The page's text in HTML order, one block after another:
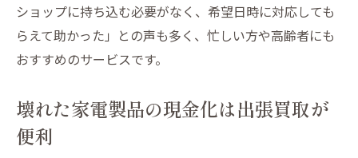
ショップに持ち込む必要がなく、希望日時に対応しても
らえて助かった」との声も多く、忙しい方や高齢者にも
おすすめのサービスです。
壊れた家電製品の現金化は出張買取が
便利